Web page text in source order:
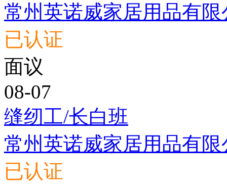
常州英诺威家居用品有限
已认证
面议
08-07
缝纫工/长白班
常州英诺威家居用品有限
已认证